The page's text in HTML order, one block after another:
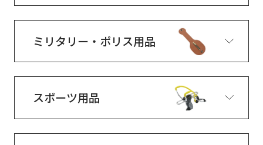
ミリタリー・ポリス用品
スポーツ用品